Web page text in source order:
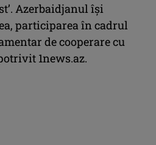
Azerbaidjanul îşi
participarea în cadrul
de cooperare cu
1news.az.